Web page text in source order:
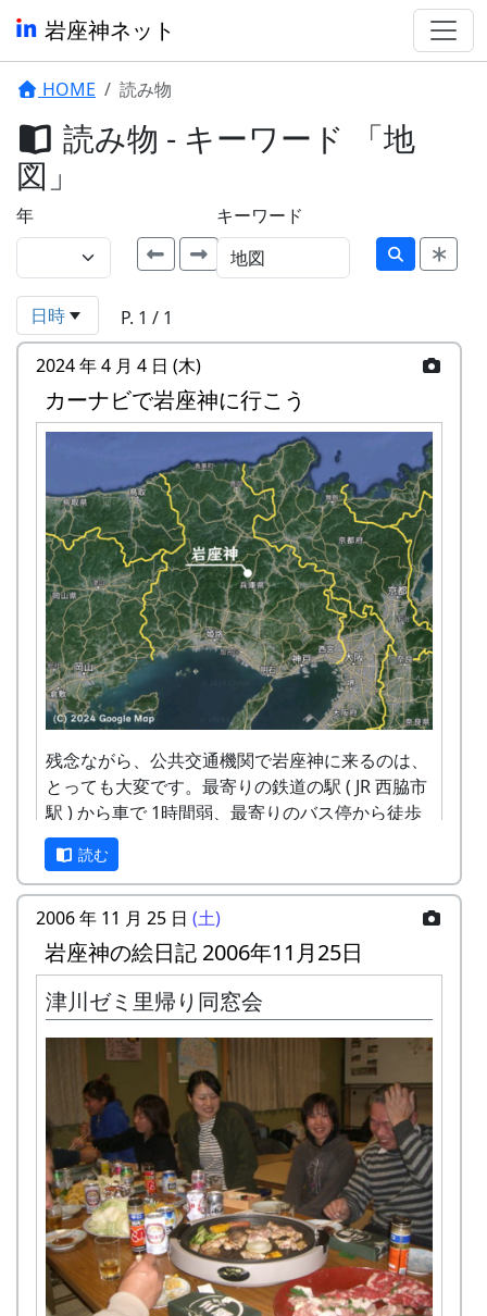
岩座神ネット
HOME 読み物
読み物 - キーワード 「地
図」
年 キーワード
日時
P. 1 / 1
2024 年 4 月 4 日 (木)
カーナビで岩座神に行こう
残念ながら、公共交通機関で岩座神に来るのは、
とっても大変です。最寄りの鉄道の駅 ( JR 西脇市
駅 ) から車で 1時間弱、最寄りのバス停から徒歩
で1時間強かかります。
カーナビを使って車でおいで下さい。カーナビ
は、高価な車載型でなく、 スマートフォンの無料
アプリで十分です。以下の住所またはキーワード
で目的地を設定したら、間違いなく、岩座神まで
案内してくれます。
キーワード : 岩座神、岩座神公会堂、クライ
ンガルテン岩座神、等々
注意点
冬季、降雪時には、冬用タイヤまたはチェーンが
必要になることがあります。かならず ライブカメ
ラ で、岩座神の様子をご確認ください。
カーナビが北ルート（峠越えの道）を提案する場
合があります。特に冬は、後述するように、安全
な南ルートを選んで下さい。
読む
2006 年 11 月 25 日 (土)
岩座神の絵日記 2006年11月25日
津川ゼミ里帰り同窓会